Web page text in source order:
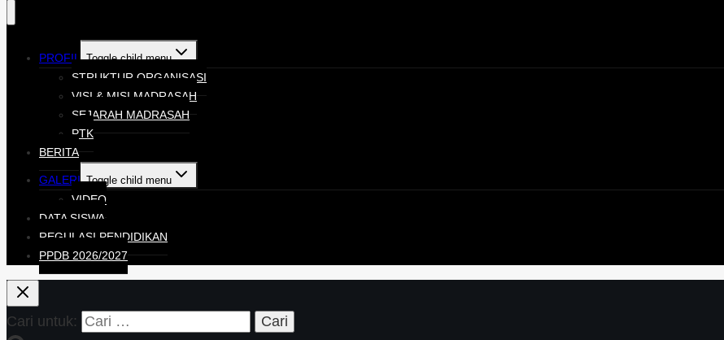
PROFIL Toggle child menu
STRUKTUR ORGANISASI
VISI & MISI MADRASAH
SEJARAH MADRASAH
PTK
BERITA
GALERI Toggle child menu
VIDEO
DATA SISWA
REGULASI PENDIDIKAN
PPDB 2026/2027
Cari untuk: